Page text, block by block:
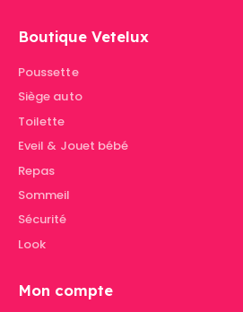
Boutique Vetelux
Poussette
Siège auto
Toilette
Eveil & Jouet bébé
Repas
Sommeil
Sécurité
Look
Mon compte